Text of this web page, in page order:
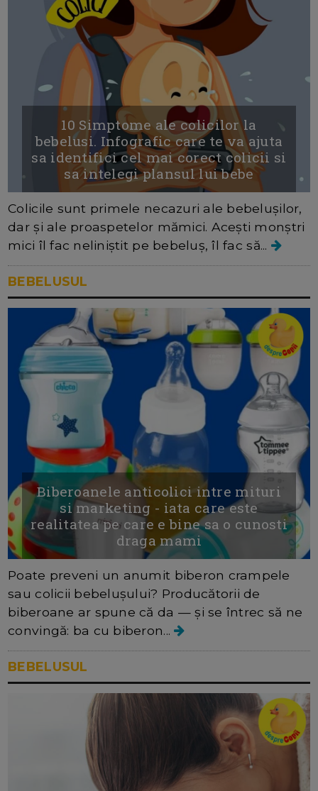
10 Simptome ale colicilor la
bebelusi. Infografic care te va ajuta
sa identifici cel mai corect colicii si
sa intelegi plansul lui bebe
Colicile sunt primele necazuri ale bebelușilor,
dar și ale proaspetelor mămici. Acești monștri
mici îl fac neliniștit pe bebeluș, îl fac să...
BEBELUSUL
Biberoanele anticolici intre mituri
si marketing - iata care este
realitatea pe care e bine sa o cunosti
draga mami
Poate preveni un anumit biberon crampele
sau colicii bebelușului? Producătorii de
biberoane ar spune că da — și se întrec să ne
convingă: ba cu biberon...
BEBELUSUL